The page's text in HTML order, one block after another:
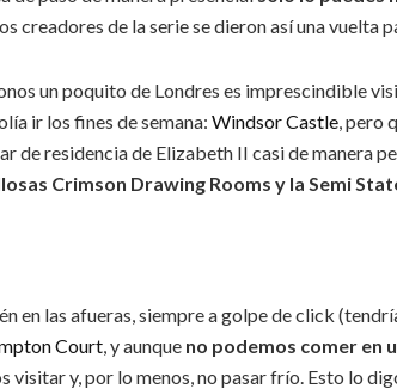
creadores de la serie se dieron así una vuelta
un poquito de Londres es imprescindible
ir los fines de semana: Windsor Castle, pero
de residencia de Elizabeth II casi de manera
Crimson Drawing Rooms y la Semi
en las afueras, siempre a golpe de click
Court , y aunque no podemos comer en
visitar y, por lo menos, no pasar frío. Esto lo